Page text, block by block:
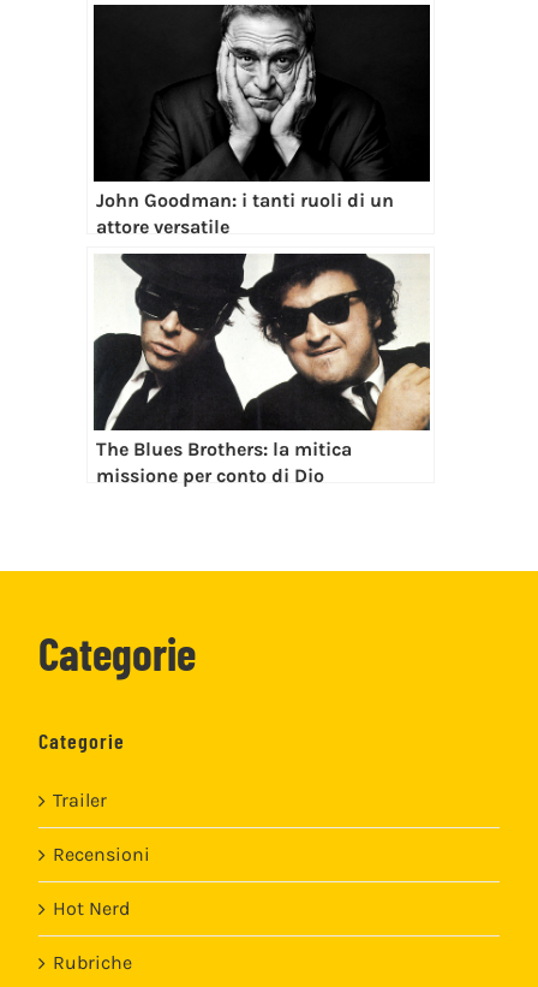
John Goodman: i tanti ruoli di un
attore versatile
The Blues Brothers: la mitica
missione per conto di Dio
Categorie
Categorie
Trailer
Recensioni
Hot Nerd
Rubriche